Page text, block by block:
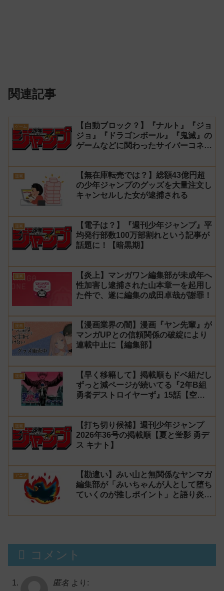
関連記事
ゲーム
【自動ブロック？】『ナルト』『ジョ
ジョ』『ドラゴンボール』『鬼滅』の
ゲームなどに関わったサイバーコネク
ブロックされてしまう
漫画
【無在庫転売では？】総額43億円超
の少年ジャンプのグッズを大量注文し
キャンセルした女が逮捕される
漫画
【電子は？】『週刊少年ジャンプ』平
均発行部数100万部割れという記事が
話題に！【暗黒期】
漫画
【炎上】マンガワン編集部が未成年へ
性加害し逮捕された山本章一を起用し
た件で、遂に編集の成田卓哉が謝罪！
漫画
【漫画業界の闇】漫画『ヤン先輩』が
マンガUPとの信頼関係の破綻により
連載中止に【編集部】
漫画
【早く移籍して】掲載順もドベ組だし
ずっと減ページが続いてる『2年B組
勇者デストロイヤーず』15話【空
漫画
【打ち切り候補】週刊少年ジャンプ
2026年36号の掲載順【夏と蛍影 勇デ
ス キナト】
アニメ
【勘違い】みい山と無関係なヤンマガ
編集部が「みいちゃんが人として堕ち
ていくのが推しポイント」と語り炎上
ス】
コメント
匿名 より: